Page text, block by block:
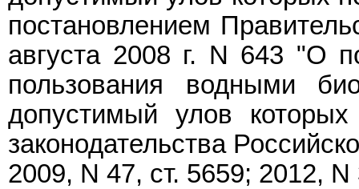
постановлением
августа 2008 г. N 643 "О
пользования водными
допустимый улов
законодательства
2009, N 47, ст. 5659; 2012, N